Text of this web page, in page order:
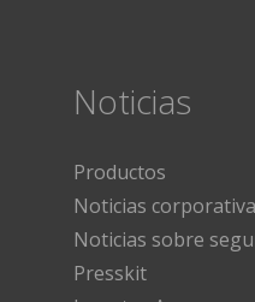
Noticias
Productos
Noticias
Noticias sobre
Presskit